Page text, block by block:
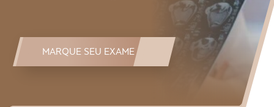
MARQUE SEU EXAME